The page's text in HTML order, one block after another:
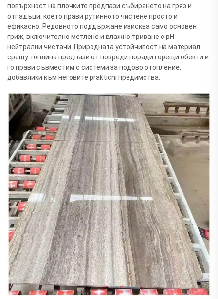
повърхност на плочките предпази събирането на гряз и
отпадъци, което прави рутинното чистене просто и
ефикасно. Редовното поддържане изисква само основен
гриж, включително метлене и влажно триване с pH-
нейтрални чистачи. Природната устойчивост на материал
срещу топлина предпази от повреди поради горещи обекти и
го прави съвместим с системи за подово отопление,
добавяйки към неговите praktični предимства.